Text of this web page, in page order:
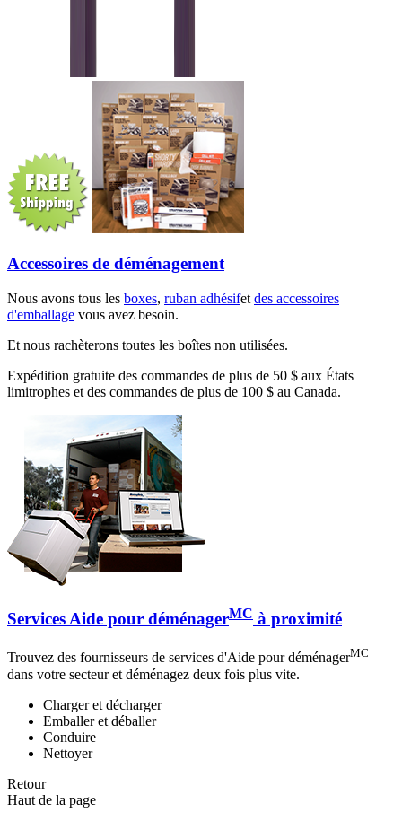
Accessoires de déménagement
Nous avons tous les boxes, ruban adhésifet des accessoires
d'emballage vous avez besoin.
Et nous rachèterons toutes les boîtes non utilisées.
Expédition gratuite des commandes de plus de 50 $ aux États
limitrophes et des commandes de plus de 100 $ au Canada.
Services Aide pour déménagerMC à proximité
Trouvez des fournisseurs de services d'Aide pour déménagerMC
dans votre secteur et déménagez deux fois plus vite.
Charger et décharger
Emballer et déballer
Conduire
Nettoyer
Retour
Haut de la page